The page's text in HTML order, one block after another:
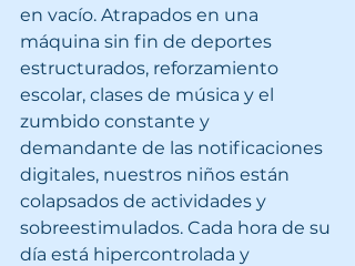
en vacío. Atrapados en una
máquina sin fin de deportes
estructurados, reforzamiento
escolar, clases de música y el
zumbido constante y
demandante de las notificaciones
digitales, nuestros niños están
colapsados de actividades y
sobreestimulados. Cada hora de su
día está hipercontrolada y